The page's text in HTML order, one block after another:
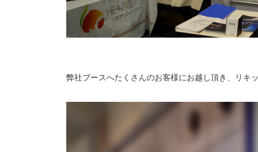
弊社ブースへたくさんのお客様にお越し頂き、リキ